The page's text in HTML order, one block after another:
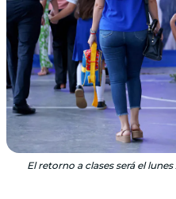
El retorno a clases será el